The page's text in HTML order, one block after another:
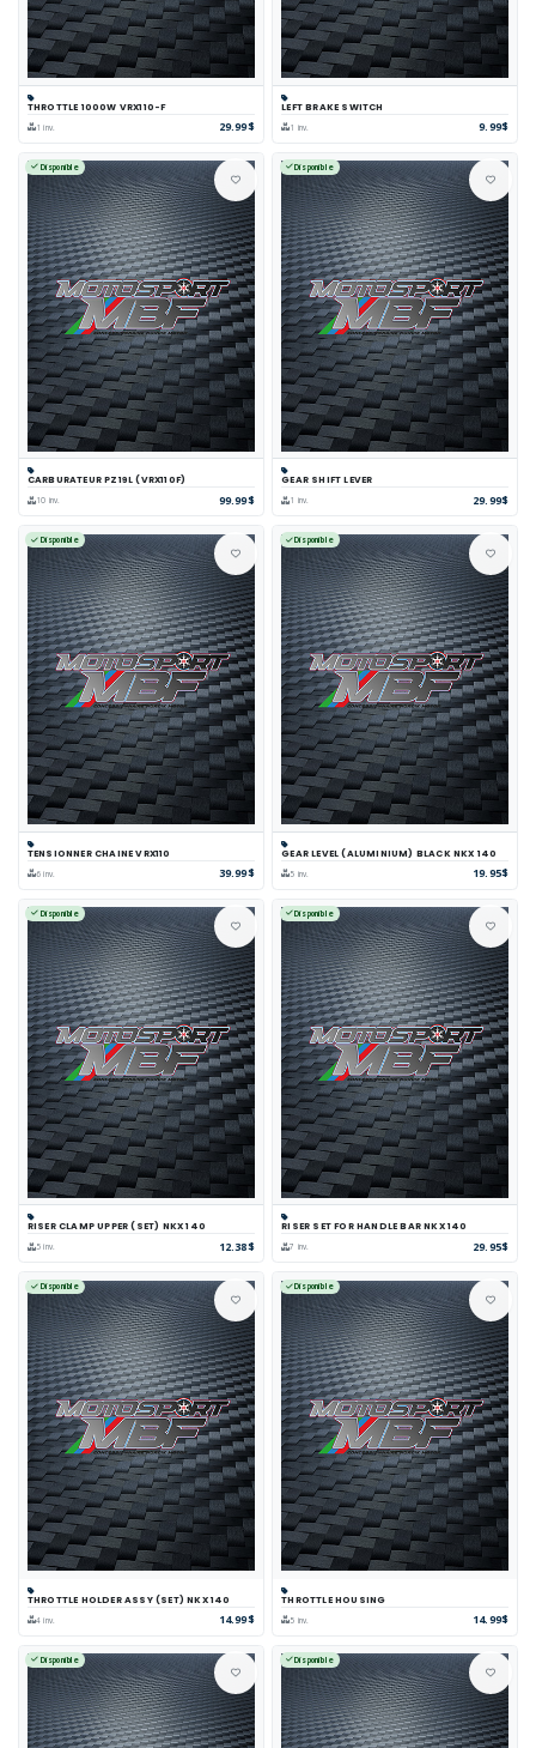
THROTTLE 1000W VRX110-F
1 inv. 29.99$
LEFT BRAKE SWITCH
1 inv. 9.99$
Disponible
CARBURATEUR PZ19L (VRX110F)
10 inv. 99.99$
Disponible
GEAR SHIFT LEVER
1 inv. 29.99$
Disponible
TENSIONNER CHAINE VRX110
6 inv. 39.99$
Disponible
GEAR LEVEL (ALUMINIUM) BLACK NKX 140
5 inv. 19.95$
Disponible
RISER CLAMP UPPER (SET) NKX 140
5 inv. 12.38$
Disponible
RISER SET FOR HANDLE BAR NKX 140
7 inv. 29.95$
Disponible
THROTTLE HOLDER ASSY (SET) NKX 140
4 inv. 14.99$
Disponible
THROTTLE HOUSING
5 inv. 14.99$
Disponible Disponible